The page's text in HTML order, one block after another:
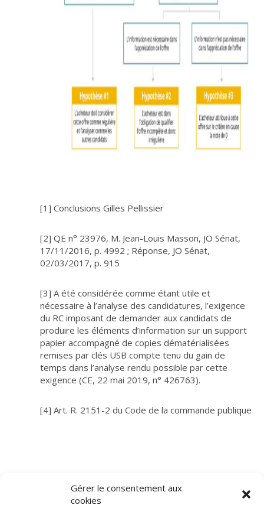
Gérer le consentement aux
cookies
[1] Conclusions Gilles Pellissier
[2] QE n° 23976, M. Jean-Louis Masson, JO Sénat,
17/11/2016, p. 4992 ; Réponse, JO Sénat,
02/03/2017, p. 915
[3] A été considérée comme étant utile et
nécessaire à l’analyse des candidatures, l’exigence
du RC imposant de demander aux candidats de
produire les éléments d’information sur un support
papier accompagné de copies dématérialisées
remises par clés USB compte tenu du gain de
temps dans l’analyse rendu possible par cette
exigence (CE, 22 mai 2019, n° 426763).
[4] Art. R. 2151-2 du Code de la commande publique